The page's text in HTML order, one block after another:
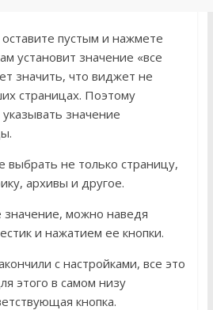
пустым и нажмете
установит значение «все
значить, что виджет не
страницах. Поэтому
значение
не только страницу,
архивы и другое.
можно наведя
и нажатием ее кнопки.
с настройками, все это
этого в самом низу
кнопка.